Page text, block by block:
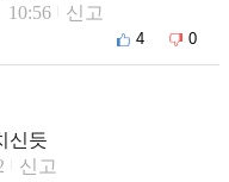
10:56 신고
4 0
신듯
신고